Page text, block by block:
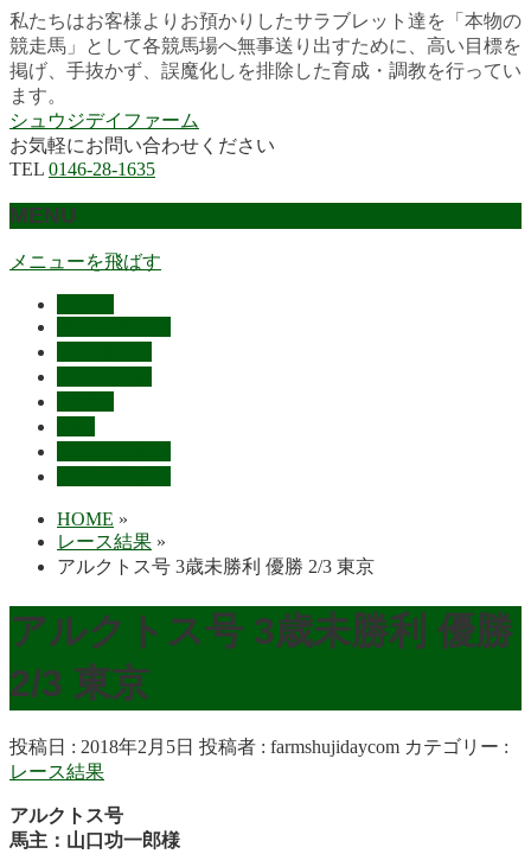
私たちはお客様よりお預かりしたサラブレット達を「本物の
競走馬」として各競馬場へ無事送り出すために、高い目標を
掲げ、手抜かず、誤魔化しを排除した育成・調教を行ってい
ます。
シュウジデイファーム
お気軽にお問い合わせください
TEL 0146-28-1635
MENU
メニューを飛ばす
HOME »
レース結果 »
アルクトス号 3歳未勝利 優勝 2/3 東京
アルクトス号 3歳未勝利 優勝
2/3 東京
投稿日 : 2018年2月5日 投稿者 : farmshujidaycom カテゴリー :
レース結果
アルクトス号
馬主：山口功一郎様